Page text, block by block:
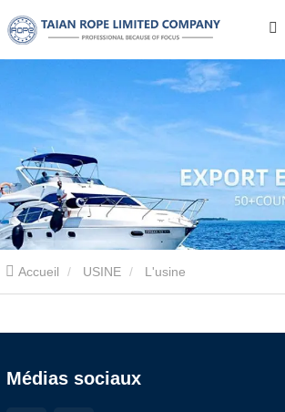
Accueil USINE L'usine
Médias sociaux